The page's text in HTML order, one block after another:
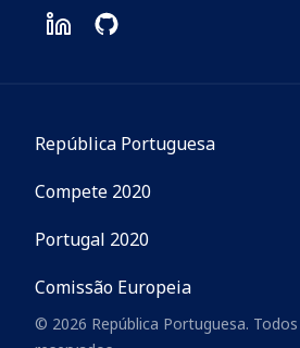
República Portuguesa
Compete 2020
Portugal 2020
Comissão Europeia
© 2026 República Portuguesa.